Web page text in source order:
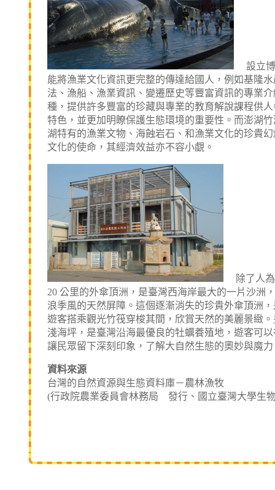
設立博
能將漁業文化資訊更完整的傳達給國人，例如基隆
法、漁船、漁業資訊、變遷歷史等豐富資訊的專業
種，提供許多豐富的珍藏與專業的教育解說課程供
特色，並更加明瞭保護生態環境的重要性。而澎湖
湖特有的漁業文物、海蝕岩石、和漁業文化的珍貴
文化的使命，其經濟效益亦不容小覷。
除了人為
20 公里的外傘頂洲，是臺灣西海岸最大的一片沙洲
浪季風的天然屏障。這個逐漸消失的珍貴外傘頂洲
遊客搭乘觀光竹筏穿梭其間，欣賞天然的美麗景緻
淺海坪，是臺灣沿海最優良的牡蠣養殖地，遊客可
讓民眾留下深刻印象，了解大自然生態的奧妙與魔力
資料來源
台灣的自然資源與生態資料庫－農林漁牧
(行政院農業委員會林務局 發行、國立臺灣大學生